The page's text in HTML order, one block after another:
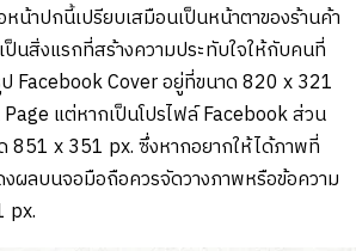
น้าปกนี้เปรียบเสมือนเป็นหน้าตาของร้านค้า
นสิ่งแรกที่สร้างความประทับใจให้กับคนที่
ป Facebook Cover อยู่ที่ขนาด 820 x 321
แต่หากเป็นโปรไฟล์ Facebook ส่วน
851 x 351 px. ซึ่งหากอยากให้ได้ภาพที่
ผลบนจอมือถือควรจัดวางภาพหรือข้อความ
px.